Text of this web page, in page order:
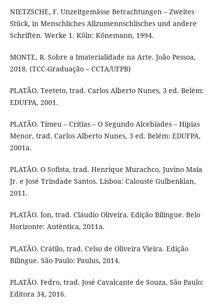
NIETZSCHE, F. Unzeitgemässe Betrachtungen – Zweites
Stück, in Menschliches Allzumennschlisches und andere
Schriften. Werke 1. Köln: Könemann, 1994.
MONTE, R. Sobre a Imaterialidade na Arte. João Pessoa,
2018. (TCC-Graduação – CCTA/UFPB)
PLATÃO. Teeteto, trad. Carlos Alberto Nunes, 3 ed. Belém:
EDUFPA, 2001.
PLATÃO. Timeu – Crítias – O Segundo Alcebíades – Hípias
Menor, trad. Carlos Alberto Nunes, 3 ed. Belém: EDUFPA,
2001a.
PLATÃO. O Sofista, trad. Henrique Murachco, Juvino Maia
Jr. e José Trindade Santos. Lisboa: Calouste Gulbenkian,
2011.
PLATÃO. Íon, trad. Cláudio Oliveira. Edição Bilíngue. Belo
Horizonte: Autêntica, 2011a.
PLATÃO. Crátilo, trad. Celso de Oliveira Vieira. Edição
Bilíngue. São Paulo: Paulus, 2014.
PLATÃO. Fedro, trad. José Cavalcante de Souza, São Paulo:
Editora 34, 2016.